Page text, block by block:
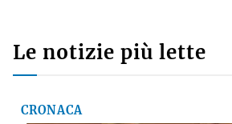
Le notizie più lette
CRONACA